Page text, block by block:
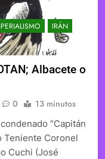
IRÁN
Albacete o
0 13 minutos
“Capitán
Teniente Coronel
Cuchi (José